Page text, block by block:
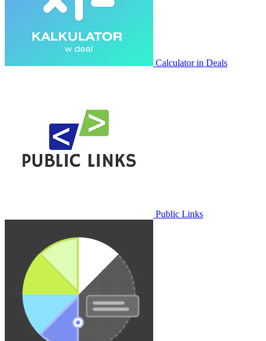
Calculator in Deals
Public Links